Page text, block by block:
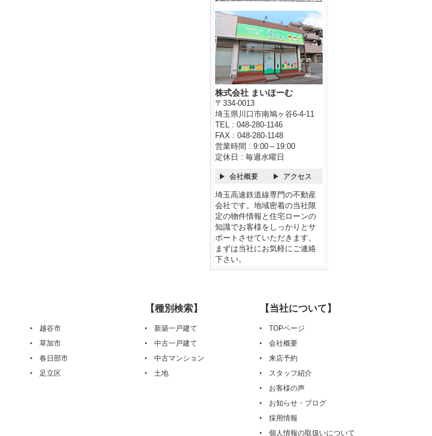
株式会社 まいほーむ
〒334-0013
埼玉県川口市南鳩ヶ谷6-4-11
TEL : 048-280-1146
FAX : 048-280-1148
営業時間 : 9:00～19:00
定休日 : 毎週水曜日
会社概要 アクセス
埼玉高速鉄道線専門の不動産
会社です。地域密着の当社限
定の物件情報と住宅ローンの
知識でお客様をしっかりとサ
ポートさせていただきます。
まずは当社にお気軽にご連絡
下さい。
越谷市
草加市
春日部市
足立区
【種別検索】
新築一戸建て
中古一戸建て
中古マンション
土地
【当社について】
TOPページ
会社概要
来店予約
スタッフ紹介
お客様の声
お知らせ・ブログ
採用情報
個人情報の取扱いについて